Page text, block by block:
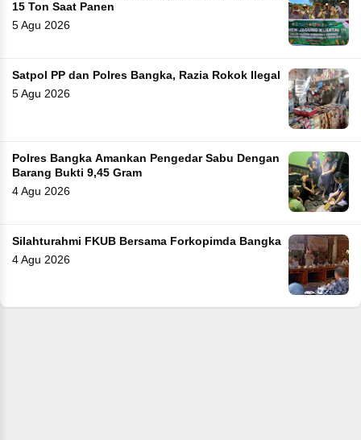
15 Ton Saat Panen
5 Agu 2026
Satpol PP dan Polres Bangka, Razia Rokok Ilegal
5 Agu 2026
Polres Bangka Amankan Pengedar Sabu Dengan
Barang Bukti 9,45 Gram
4 Agu 2026
Silahturahmi FKUB Bersama Forkopimda Bangka
4 Agu 2026